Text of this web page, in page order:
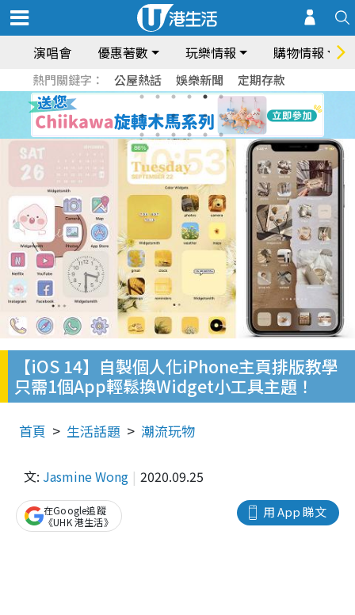
演唱會 優惠著數 玩樂情報 購物情報
熱門關鍵字： 公屋熱話 娛樂新聞 定期存款
【iOS 14】自製個人化iPhone主頁排版教學
只需1個App輕鬆換Widget小工具主題！
首頁 生活話題 潮流玩物
文: Jasmine Wong 2020.09.25
用 App 睇文
在Google追蹤
《UHK 港生活》